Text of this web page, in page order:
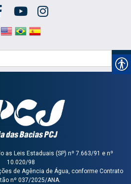
as Leis Estaduais (SP) nº 7.663/91 e nº
10.020/98
de Agência de Água, conforme Contrato
nº 037/2025/ANA.